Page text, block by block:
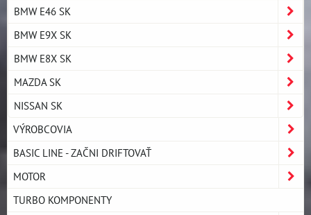
BMW E46 SK
BMW E9X SK
BMW E8X SK
MAZDA SK
NISSAN SK
VÝROBCOVIA
BASIC LINE - ZAČNI DRIFTOVAŤ
MOTOR
TURBO KOMPONENTY